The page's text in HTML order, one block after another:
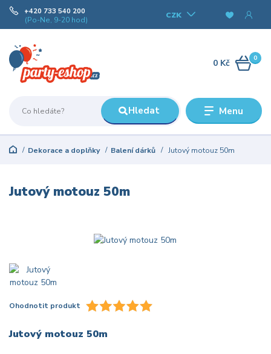
Menu
CZK
Hledat
+420 733 540 200
(Po-Ne, 9-20 hod)
0
0 Kč
Dekorace a doplňky Balení dárků Jutový motouz 50m
Jutový motouz 50m
Ohodnotit produkt
Jutový motouz 50m